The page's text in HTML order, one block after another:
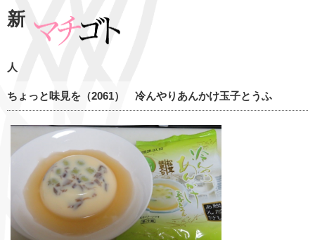
新
人
ちょっと味見を（2061） 冷んやりあんかけ玉子とうふ